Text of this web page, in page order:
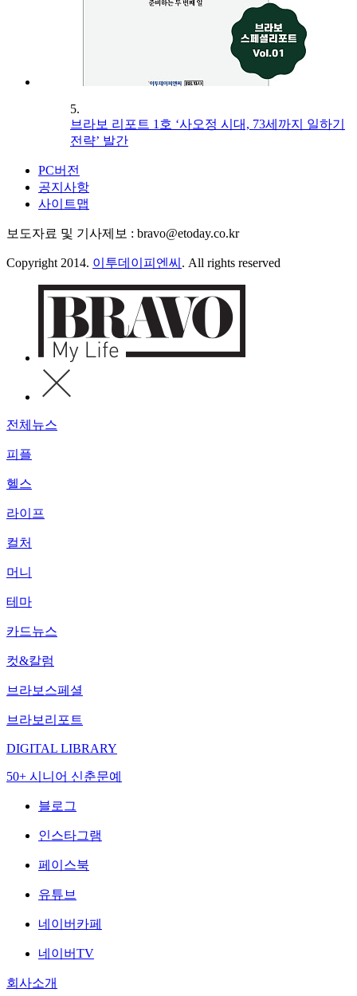
5.
브라보 리포트 1호 ‘사오정 시대, 73세까지 일하기
전략’ 발간
PC버전
공지사항
사이트맵
보도자료 및 기사제보 : bravo@etoday.co.kr
Copyright 2014. 이투데이피엔씨 . All rights reserved
전체뉴스
피플
헬스
라이프
컬처
머니
테마
카드뉴스
컷&칼럼
브라보스페셜
브라보리포트
DIGITAL LIBRARY
50+ 시니어 신춘문예
블로그
인스타그램
페이스북
유튜브
네이버카페
네이버TV
회사소개